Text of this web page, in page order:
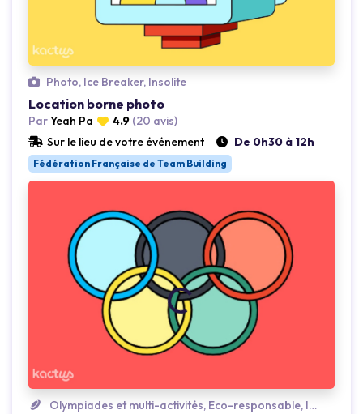
Photo, Ice Breaker, Insolite
Location borne photo
ParYeah Pa 4.9 (20 avis)
Sur le lieu de votre événement
De 0h30 à 12h
Fédération Française de Team Building
Loading...
Olympiades et multi-activités, Eco-responsable, Insolite